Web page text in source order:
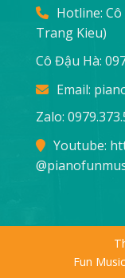
Hotline:
Trang Kieu)
Cô Đậu Hà:
Email:
Zalo:
Youtube:
Fun